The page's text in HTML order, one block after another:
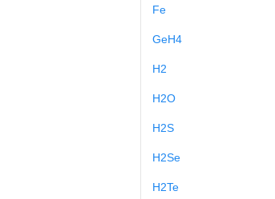
Fe
GeH4
H2
H2O
H2S
H2Se
H2Te